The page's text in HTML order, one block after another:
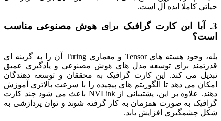
حیاتی کاملا ایده آل است.
3. آیا این کارت گرافیک برای هوش مصنوعی مناسب
است؟
بله، وجود هسته های Tensor و معماری Turing آن را به گزینه ای
قدرتمند برای توسعه مدل های هوش مصنوعی و یادگیری عمیق
تبدیل می کند. این کارت گرافیک به محققان و توسعه دهندگان
امکان می دهد تا الگوریتم های پیچیده را با سرعت بالاتری آموزش
دهند. علاوه بر این، پشتیبانی از NVLink باعث می شود چند کارت
گرافیک به صورت همزمان به کار گرفته شوند و توان پردازشی به
شکل چشمگیری افزایش یابد.